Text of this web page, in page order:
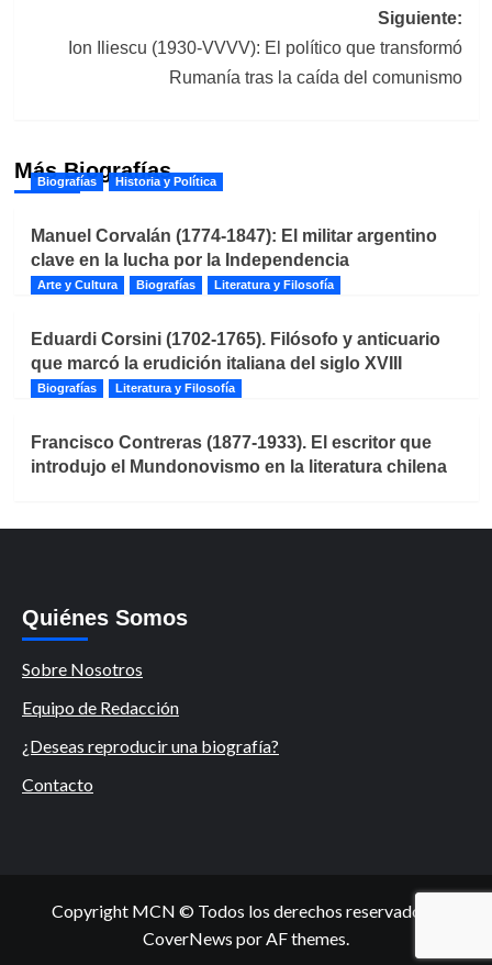
Siguiente:
Ion Iliescu (1930-VVVV): El político que transformó
Rumanía tras la caída del comunismo
Más Biografías
Biografías Historia y Política
Manuel Corvalán (1774-1847): El militar argentino
clave en la lucha por la Independencia
Arte y Cultura Biografías Literatura y Filosofía
Eduardi Corsini (1702-1765). Filósofo y anticuario
que marcó la erudición italiana del siglo XVIII
Biografías Literatura y Filosofía
Francisco Contreras (1877-1933). El escritor que
introdujo el Mundonovismo en la literatura chilena
Quiénes Somos
Sobre Nosotros
Equipo de Redacción
¿Deseas reproducir una biografía?
Contacto
Copyright MCN © Todos los derechos reservados.
CoverNews por AF themes.